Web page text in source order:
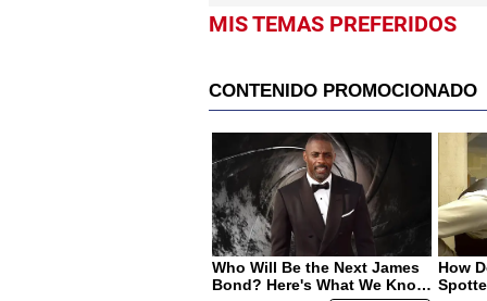
MIS TEMAS PREFERIDOS